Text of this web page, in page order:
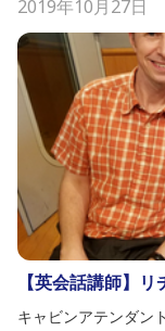
2019年10月27日
【英会話講師】
キャビンアテンダン